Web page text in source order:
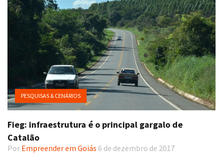
PESQUISAS & CENÁRIOS
Fieg: infraestrutura é o principal gargalo de
Catalão
Por Empreender em Goiás 6 de dezembro de 2017